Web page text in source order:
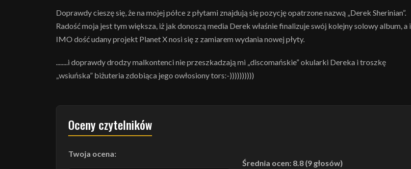
Doprawdy cieszę się, że na mojej półce z płytami znajdują się pozycję opatrzone nazwą „Derek Sherinian”.
Radość moja jest tym większa, iż jak donoszą media Derek właśnie finalizuje swój kolejny solowy album, a i
IMO dość udany projekt Planet X nosi się z zamiarem wydania nowej płyty.
........i doprawdy drodzy malkontenci nie przeszkadzają mi „discomańskie” okularki Dereka i troszkę
„wsiuńska” biżuteria zdobiąca jego owłosiony tors:-))))))))))
Oceny czytelników
Twoja ocena:
Średnia ocen: 8.8 (9 głosów)